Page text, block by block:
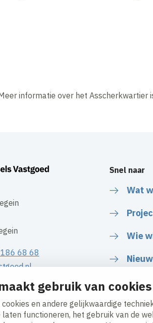
gebruik van cookies
en andere gelijkwaardige
functioneren, het gebruik van de
informatie over het Asscherkwartier
68 68
Snel naar
Wat
Wie